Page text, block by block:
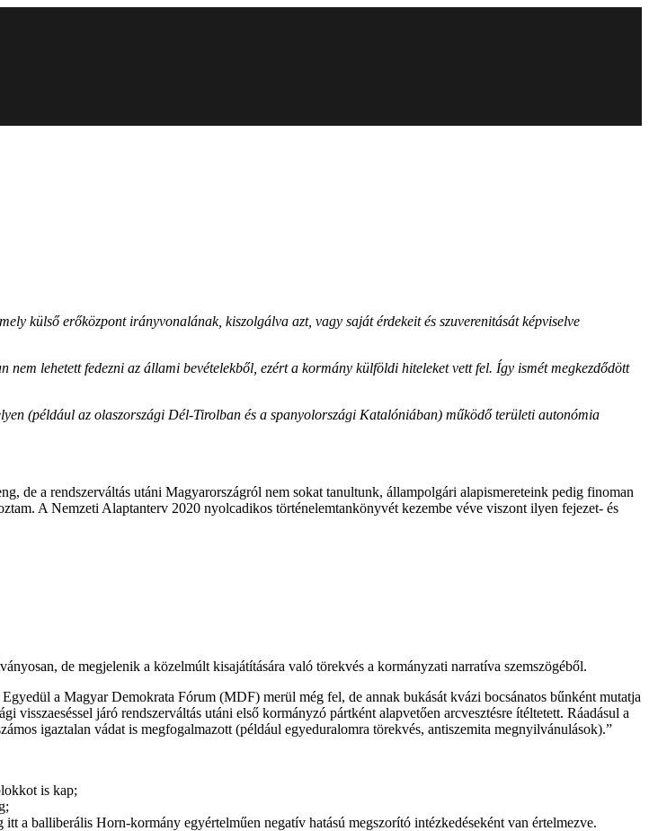
külső erőközpont irányvonalának, kiszolgálva azt, vagy saját érdekeit és szuverenitását képviselve
lehetett fedezni az állami bevételekből, ezért a kormány külföldi hiteleket vett fel. Így ismét megkezdődött
(például az olaszországi Dél-Tirolban és a spanyolországi Katalóniában) működő területi autonómia
de a rendszerváltás utáni Magyarországról nem sokat tanultunk, állampolgári alapismereteink pedig finoman
A Nemzeti Alaptanterv 2020 nyolcadikos történelemtankönyvét kezembe véve viszont ilyen fejezet- és
de megjelenik a közelmúlt kisajátítására való törekvés a kormányzati narratíva szemszögéből.
a Magyar Demokrata Fórum (MDF) merül még fel, de annak bukását kvázi bocsánatos bűnként mutatja
járó rendszerváltás utáni első kormányzó pártként alapvetően arcvesztésre ítéltetett. Ráadásul a
igaztalan vádat is megfogalmazott (például egyeduralomra törekvés, antiszemita megnyilvánulások).”
is kap;
itt a balliberális Horn-kormány egyértelműen negatív hatású megszorító intézkedéseként van értelmezve.